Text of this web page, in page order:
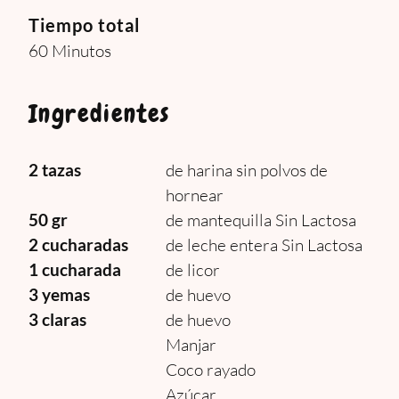
Tiempo total
60 Minutos
Ingredientes
2 tazas
de harina sin polvos de
hornear
50 gr de mantequilla Sin Lactosa
2 cucharadas de leche entera Sin Lactosa
1 cucharada de licor
3 yemas de huevo
3 claras
de huevo
Manjar
Coco rayado
Azúcar